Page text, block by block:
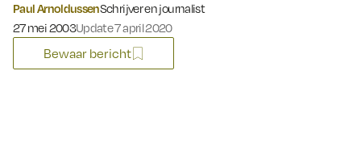
Paul ArnoldussenSchrijver en journalist
Gepubliceerd op:
27 mei 2003Update 7 april 2020
Bewaar bericht